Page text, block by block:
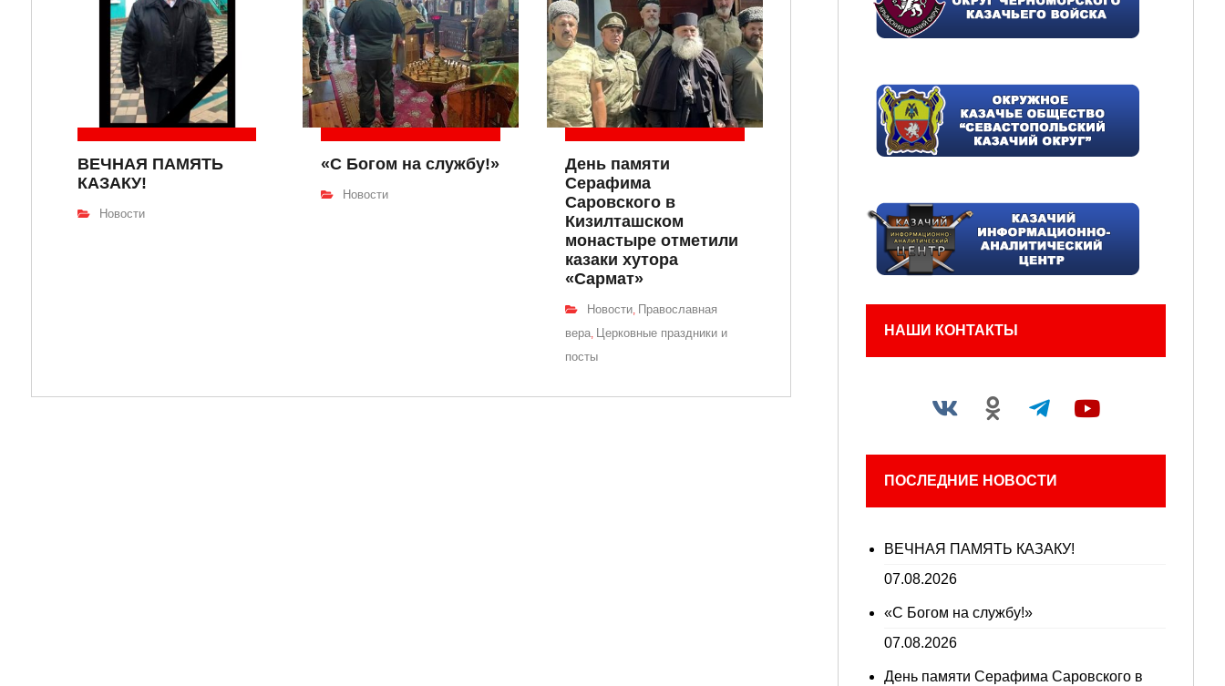
ВЕЧНАЯ ПАМЯТЬ
КАЗАКУ!
Новости
«С Богом на службу!»
Новости
День памяти
Серафима
Саровского в
Кизилташском
монастыре отметили
казаки хутора
«Сармат»
Новости, Православная
вера, Церковные праздники и
посты
НАШИ КОНТАКТЫ
ПОСЛЕДНИЕ НОВОСТИ
ВЕЧНАЯ ПАМЯТЬ КАЗАКУ!
07.08.2026
«С Богом на службу!»
07.08.2026
День памяти Серафима Саровского в